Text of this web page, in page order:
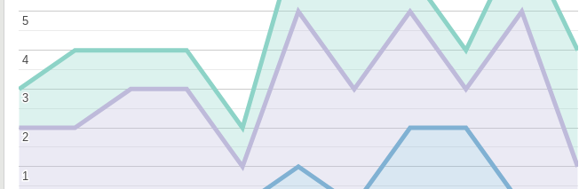
11
2
2
3
3
4
4
5
5